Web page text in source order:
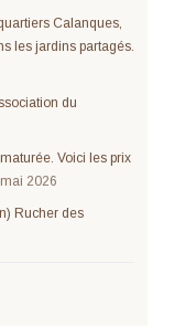
Calanques,
les jardins partagés.
du
Voici les prix
2026
Rucher des